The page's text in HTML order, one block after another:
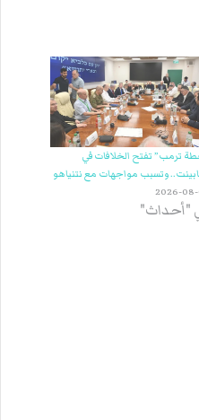
ترمب” تفتح الخلافات في
وتسبب مواجهات مع نتنياهو
2026-
"أحداث"